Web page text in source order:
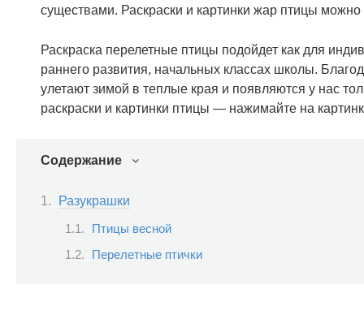
существами. Раскраски и картинки жар птицы
Раскраска перелетные птицы подойдет как для
раннего развития, начальных классах школы.
улетают зимой в теплые края и появляются у нас
раскраски и картинки птицы — нажимайте на
Содержание
Разукрашки
Птицы весной
Перелетные птички